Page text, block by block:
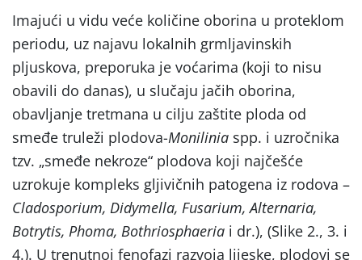
Imajući u vidu veće količine oborina u proteklom
periodu, uz najavu lokalnih grmljavinskih
pljuskova, preporuka je voćarima (koji to nisu
obavili do danas), u slučaju jačih oborina,
obavljanje tretmana u cilju zaštite ploda od
smeđe truleži plodova-Monilinia spp. i uzročnika
tzv. „smeđe nekroze“ plodova koji najčešće
uzrokuje kompleks gljivičnih patogena iz rodova –
Cladosporium, Didymella, Fusarium, Alternaria,
Botrytis, Phoma, Bothriosphaeria i dr.), (Slike 2., 3. i
4.). U trenutnoj fenofazi razvoja lijeske, plodovi se